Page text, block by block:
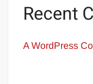
Recent
A WordPress